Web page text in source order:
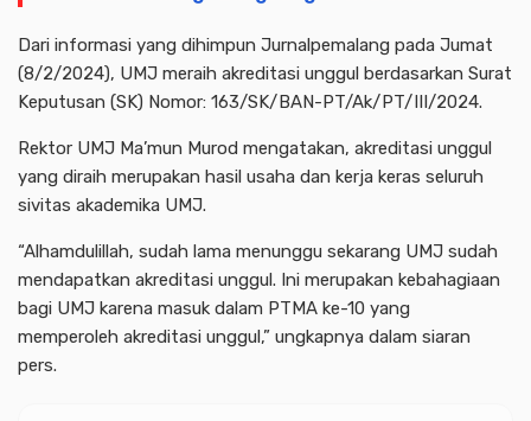
Dari informasi yang dihimpun Jurnalpemalang pada Jumat
(8/2/2024), UMJ meraih akreditasi unggul berdasarkan Surat
Keputusan (SK) Nomor: 163/SK/BAN-PT/Ak/PT/III/2024.
Rektor UMJ Ma’mun Murod mengatakan, akreditasi unggul
yang diraih merupakan hasil usaha dan kerja keras seluruh
sivitas akademika UMJ.
“Alhamdulillah, sudah lama menunggu sekarang UMJ sudah
mendapatkan akreditasi unggul. Ini merupakan kebahagiaan
bagi UMJ karena masuk dalam PTMA ke-10 yang
memperoleh akreditasi unggul,” ungkapnya dalam siaran
pers.